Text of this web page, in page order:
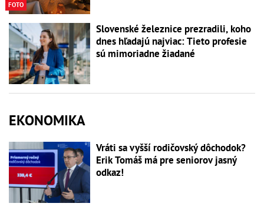
FOTO
Slovenské železnice prezradili, koho
dnes hľadajú najviac: Tieto profesie
sú mimoriadne žiadané
EKONOMIKA
Vráti sa vyšší rodičovský dôchodok?
Erik Tomáš má pre seniorov jasný
odkaz!